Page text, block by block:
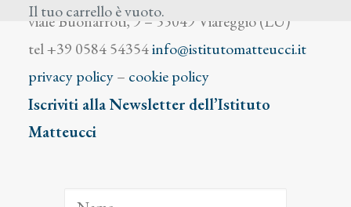
Il tuo carrello è vuoto.
viale Buonarroti, 9 – 55049 Viareggio (LU)
tel +39 0584 54354info@istitutomatteucci.it
privacy policy– cookie policy
Iscriviti alla Newsletter dell’Istituto
Matteucci